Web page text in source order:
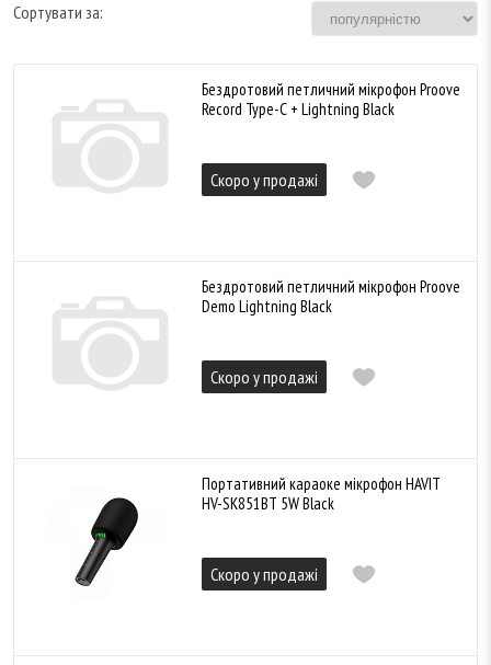
Сортувати за:
Бездротовий петличний мікрофон Proove
Record Type-C + Lightning Black
Скоро у продажі
Бездротовий петличний мікрофон Proove
Demo Lightning Black
Скоро у продажі
Портативний караоке мікрофон HAVIT
HV-SK851BT 5W Black
Скоро у продажі